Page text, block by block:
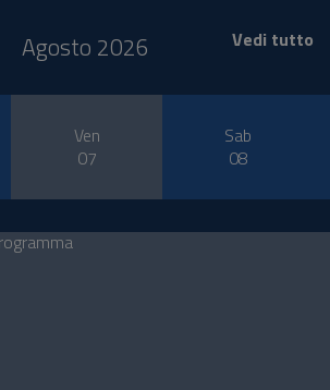
Agosto 2026 Vedi tutto
Ven
07
Sab
08